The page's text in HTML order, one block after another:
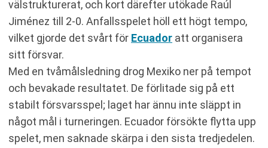
välstrukturerat, och kort därefter utökade Raúl
Jiménez till 2-0. Anfallsspelet höll ett högt tempo,
vilket gjorde det svårt för Ecuador att organisera
sitt försvar.
Med en tvåmålsledning drog Mexiko ner på tempot
och bevakade resultatet. De förlitade sig på ett
stabilt försvarsspel; laget har ännu inte släppt in
något mål i turneringen. Ecuador försökte flytta upp
spelet, men saknade skärpa i den sista tredjedelen.